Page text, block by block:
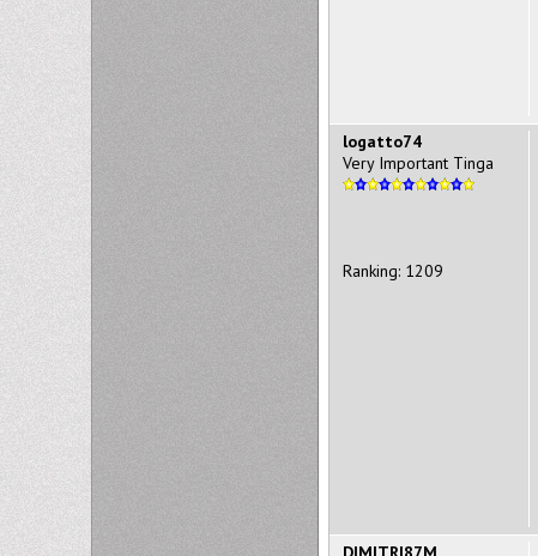
logatto74
Very Important Tinga
Ranking: 1209